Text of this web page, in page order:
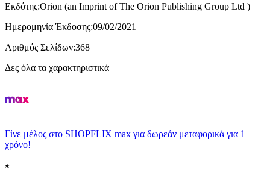
Εκδότης:Orion (an Imprint of The Orion Publishing Group Ltd )
Ημερομηνία Έκδοσης:09/02/2021
Αριθμός Σελίδων:368
Δες όλα τα χαρακτηριστικά
Γίνε μέλος στο SHOPFLIX max για δωρεάν μεταφορικά για 1
χρόνο!